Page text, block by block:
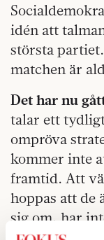
idén att
största
matchen är
Det har nu
talar ett
ompröva
kommer inte
framtid. Att
hoppas att de
sig om, har